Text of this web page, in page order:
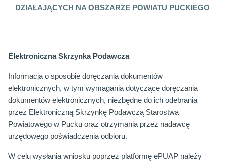
DZIAŁAJĄCYCH NA OBSZARZE POWIATU PUCKIEGO
Elektroniczna Skrzynka Podawcza
Informacja o sposobie doręczania dokumentów
elektronicznych, w tym wymagania dotyczące doręczania
dokumentów elektronicznych, niezbędne do ich odebrania
przez Elektroniczną Skrzynkę Podawczą Starostwa
Powiatowego w Pucku oraz otrzymania przez nadawcę
urzędowego poświadczenia odbioru.
W celu wysłania wniosku poprzez platformę ePUAP należy